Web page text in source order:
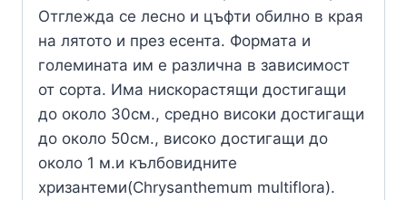
Отглежда се лесно и цъфти обилно в края
на лятото и през есента. Формата и
големината им е различна в зависимост
от сорта. Има нискорастящи достигащи
до около 30см., средно високи достигащи
до около 50см., високо достигащи до
около 1 м.и кълбовидните
хризантеми(Chrysanthemum multiflora).